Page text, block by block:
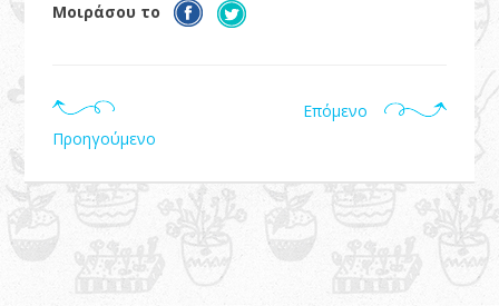
Μοιράσου το
Προηγούμενο
Επόμενο